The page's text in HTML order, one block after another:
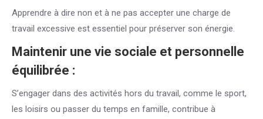
Apprendre à dire non et à ne pas accepter une charge de
travail excessive est essentiel pour préserver son énergie.
Maintenir une vie sociale et personnelle
équilibrée :
S’engager dans des activités hors du travail, comme le sport,
les loisirs ou passer du temps en famille, contribue à